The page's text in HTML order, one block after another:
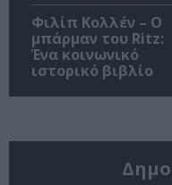
Φιλίπ Κολλέν – Ο
μπάρμαν του Ritz:
Ένα κοινωνικό
ιστορικό βιβλίο